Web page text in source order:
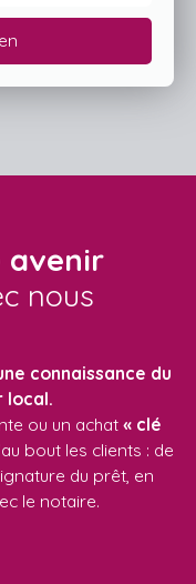
avenir
nous
connaissance du
local.
ou un achat « clé
bout les clients : de
du prêt, en
le notaire.